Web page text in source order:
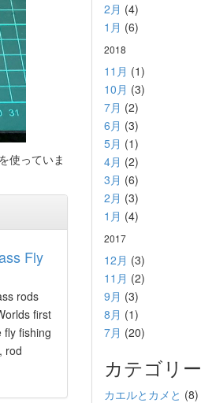
使っていま
Fly
rods
first
fly fishing
rod
2月 (4)
1月 (6)
2018
11月 (1)
10月 (3)
7月 (2)
6月 (3)
5月 (1)
4月 (2)
3月 (6)
2月 (3)
1月 (4)
2017
12月 (3)
11月 (2)
9月 (3)
8月 (1)
7月 (20)
カテゴリー
カエルとカメと (8)